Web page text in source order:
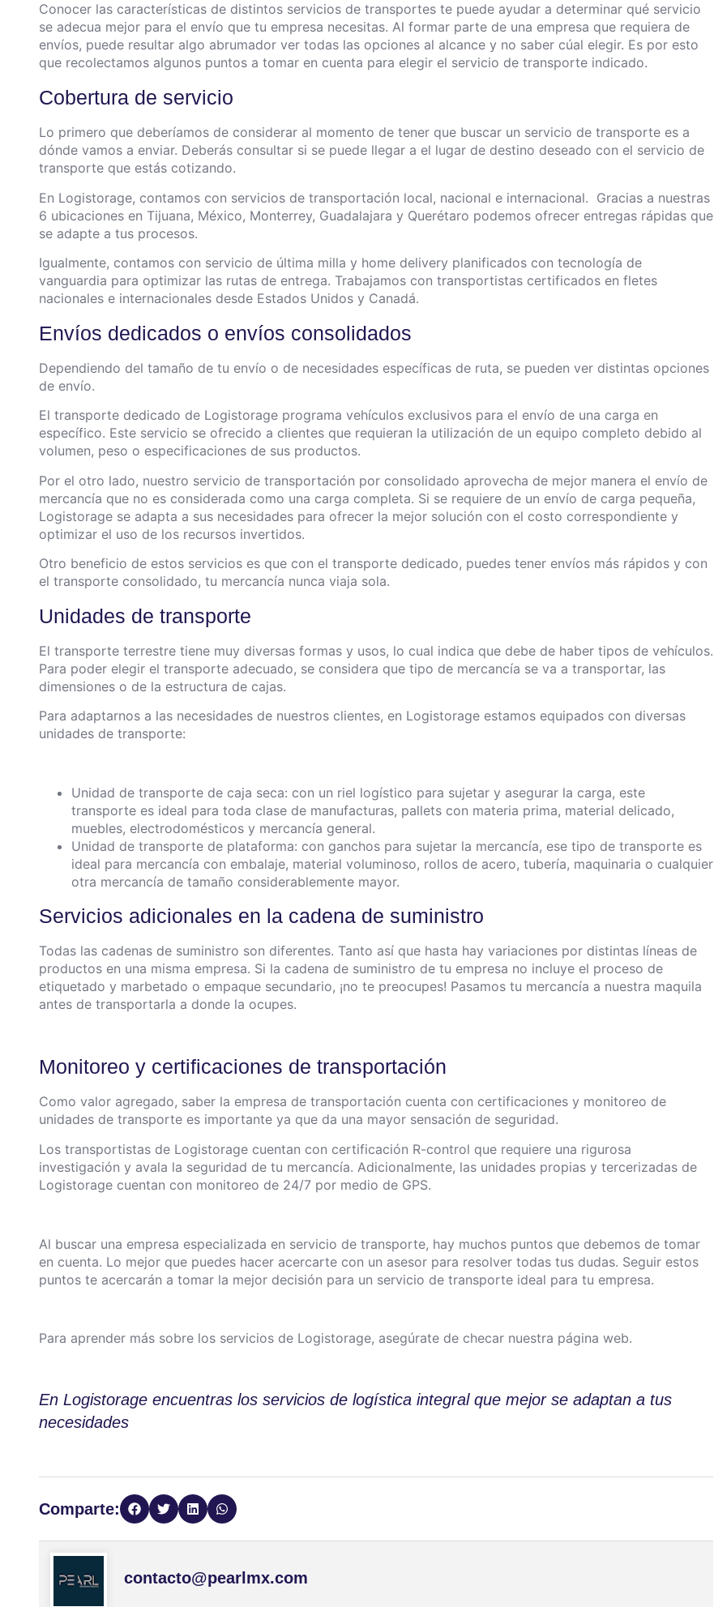
Conocer las características de distintos servicios de transportes te puede ayudar a determinar qué servicio
se adecua mejor para el envío que tu empresa necesitas. Al formar parte de una empresa que requiera de
envíos, puede resultar algo abrumador ver todas las opciones al alcance y no saber cúal elegir. Es por esto
que recolectamos algunos puntos a tomar en cuenta para elegir el servicio de transporte indicado.
Cobertura de servicio
Lo primero que deberíamos de considerar al momento de tener que buscar un servicio de transporte es a
dónde vamos a enviar. Deberás consultar si se puede llegar a el lugar de destino deseado con el servicio de
transporte que estás cotizando.
En Logistorage, contamos con servicios de transportación local, nacional e internacional. Gracias a nuestras
6 ubicaciones en Tijuana, México, Monterrey, Guadalajara y Querétaro podemos ofrecer entregas rápidas que
se adapte a tus procesos.
Igualmente, contamos con servicio de última milla y home delivery planificados con tecnología de
vanguardia para optimizar las rutas de entrega. Trabajamos con transportistas certificados en fletes
nacionales e internacionales desde Estados Unidos y Canadá.
Envíos dedicados o envíos consolidados
Dependiendo del tamaño de tu envío o de necesidades específicas de ruta, se pueden ver distintas opciones
de envío.
El transporte dedicado de Logistorage programa vehículos exclusivos para el envío de una carga en
específico. Este servicio se ofrecido a clientes que requieran la utilización de un equipo completo debido al
volumen, peso o especificaciones de sus productos.
Por el otro lado, nuestro servicio de transportación por consolidado aprovecha de mejor manera el envío de
mercancía que no es considerada como una carga completa. Si se requiere de un envío de carga pequeña,
Logistorage se adapta a sus necesidades para ofrecer la mejor solución con el costo correspondiente y
optimizar el uso de los recursos invertidos.
Otro beneficio de estos servicios es que con el transporte dedicado, puedes tener envíos más rápidos y con
el transporte consolidado, tu mercancía nunca viaja sola.
Unidades de transporte
El transporte terrestre tiene muy diversas formas y usos, lo cual indica que debe de haber tipos de vehículos.
Para poder elegir el transporte adecuado, se considera que tipo de mercancía se va a transportar, las
dimensiones o de la estructura de cajas.
Para adaptarnos a las necesidades de nuestros clientes, en Logistorage estamos equipados con diversas
unidades de transporte:
Unidad de transporte de caja seca: con un riel logístico para sujetar y asegurar la carga, este
transporte es ideal para toda clase de manufacturas, pallets con materia prima, material delicado,
muebles, electrodomésticos y mercancía general.
Unidad de transporte de plataforma: con ganchos para sujetar la mercancía, ese tipo de transporte es
ideal para mercancía con embalaje, material voluminoso, rollos de acero, tubería, maquinaria o cualquier
otra mercancía de tamaño considerablemente mayor.
Servicios adicionales en la cadena de suministro
Todas las cadenas de suministro son diferentes. Tanto así que hasta hay variaciones por distintas líneas de
productos en una misma empresa. Si la cadena de suministro de tu empresa no incluye el proceso de
etiquetado y marbetado o empaque secundario, ¡no te preocupes! Pasamos tu mercancía a nuestra maquila
antes de transportarla a donde la ocupes.
Monitoreo y certificaciones de transportación
Como valor agregado, saber la empresa de transportación cuenta con certificaciones y monitoreo de
unidades de transporte es importante ya que da una mayor sensación de seguridad.
Los transportistas de Logistorage cuentan con certificación R-control que requiere una rigurosa
investigación y avala la seguridad de tu mercancía. Adicionalmente, las unidades propias y tercerizadas de
Logistorage cuentan con monitoreo de 24/7 por medio de GPS.
Al buscar una empresa especializada en servicio de transporte, hay muchos puntos que debemos de tomar
en cuenta. Lo mejor que puedes hacer acercarte con un asesor para resolver todas tus dudas. Seguir estos
puntos te acercarán a tomar la mejor decisión para un servicio de transporte ideal para tu empresa.
Para aprender más sobre los servicios de Logistorage, asegúrate de checar nuestra página web.
En Logistorage encuentras los servicios de logística integral que mejor se adaptan a tus
necesidades
Comparte:
contacto@pearlmx.com